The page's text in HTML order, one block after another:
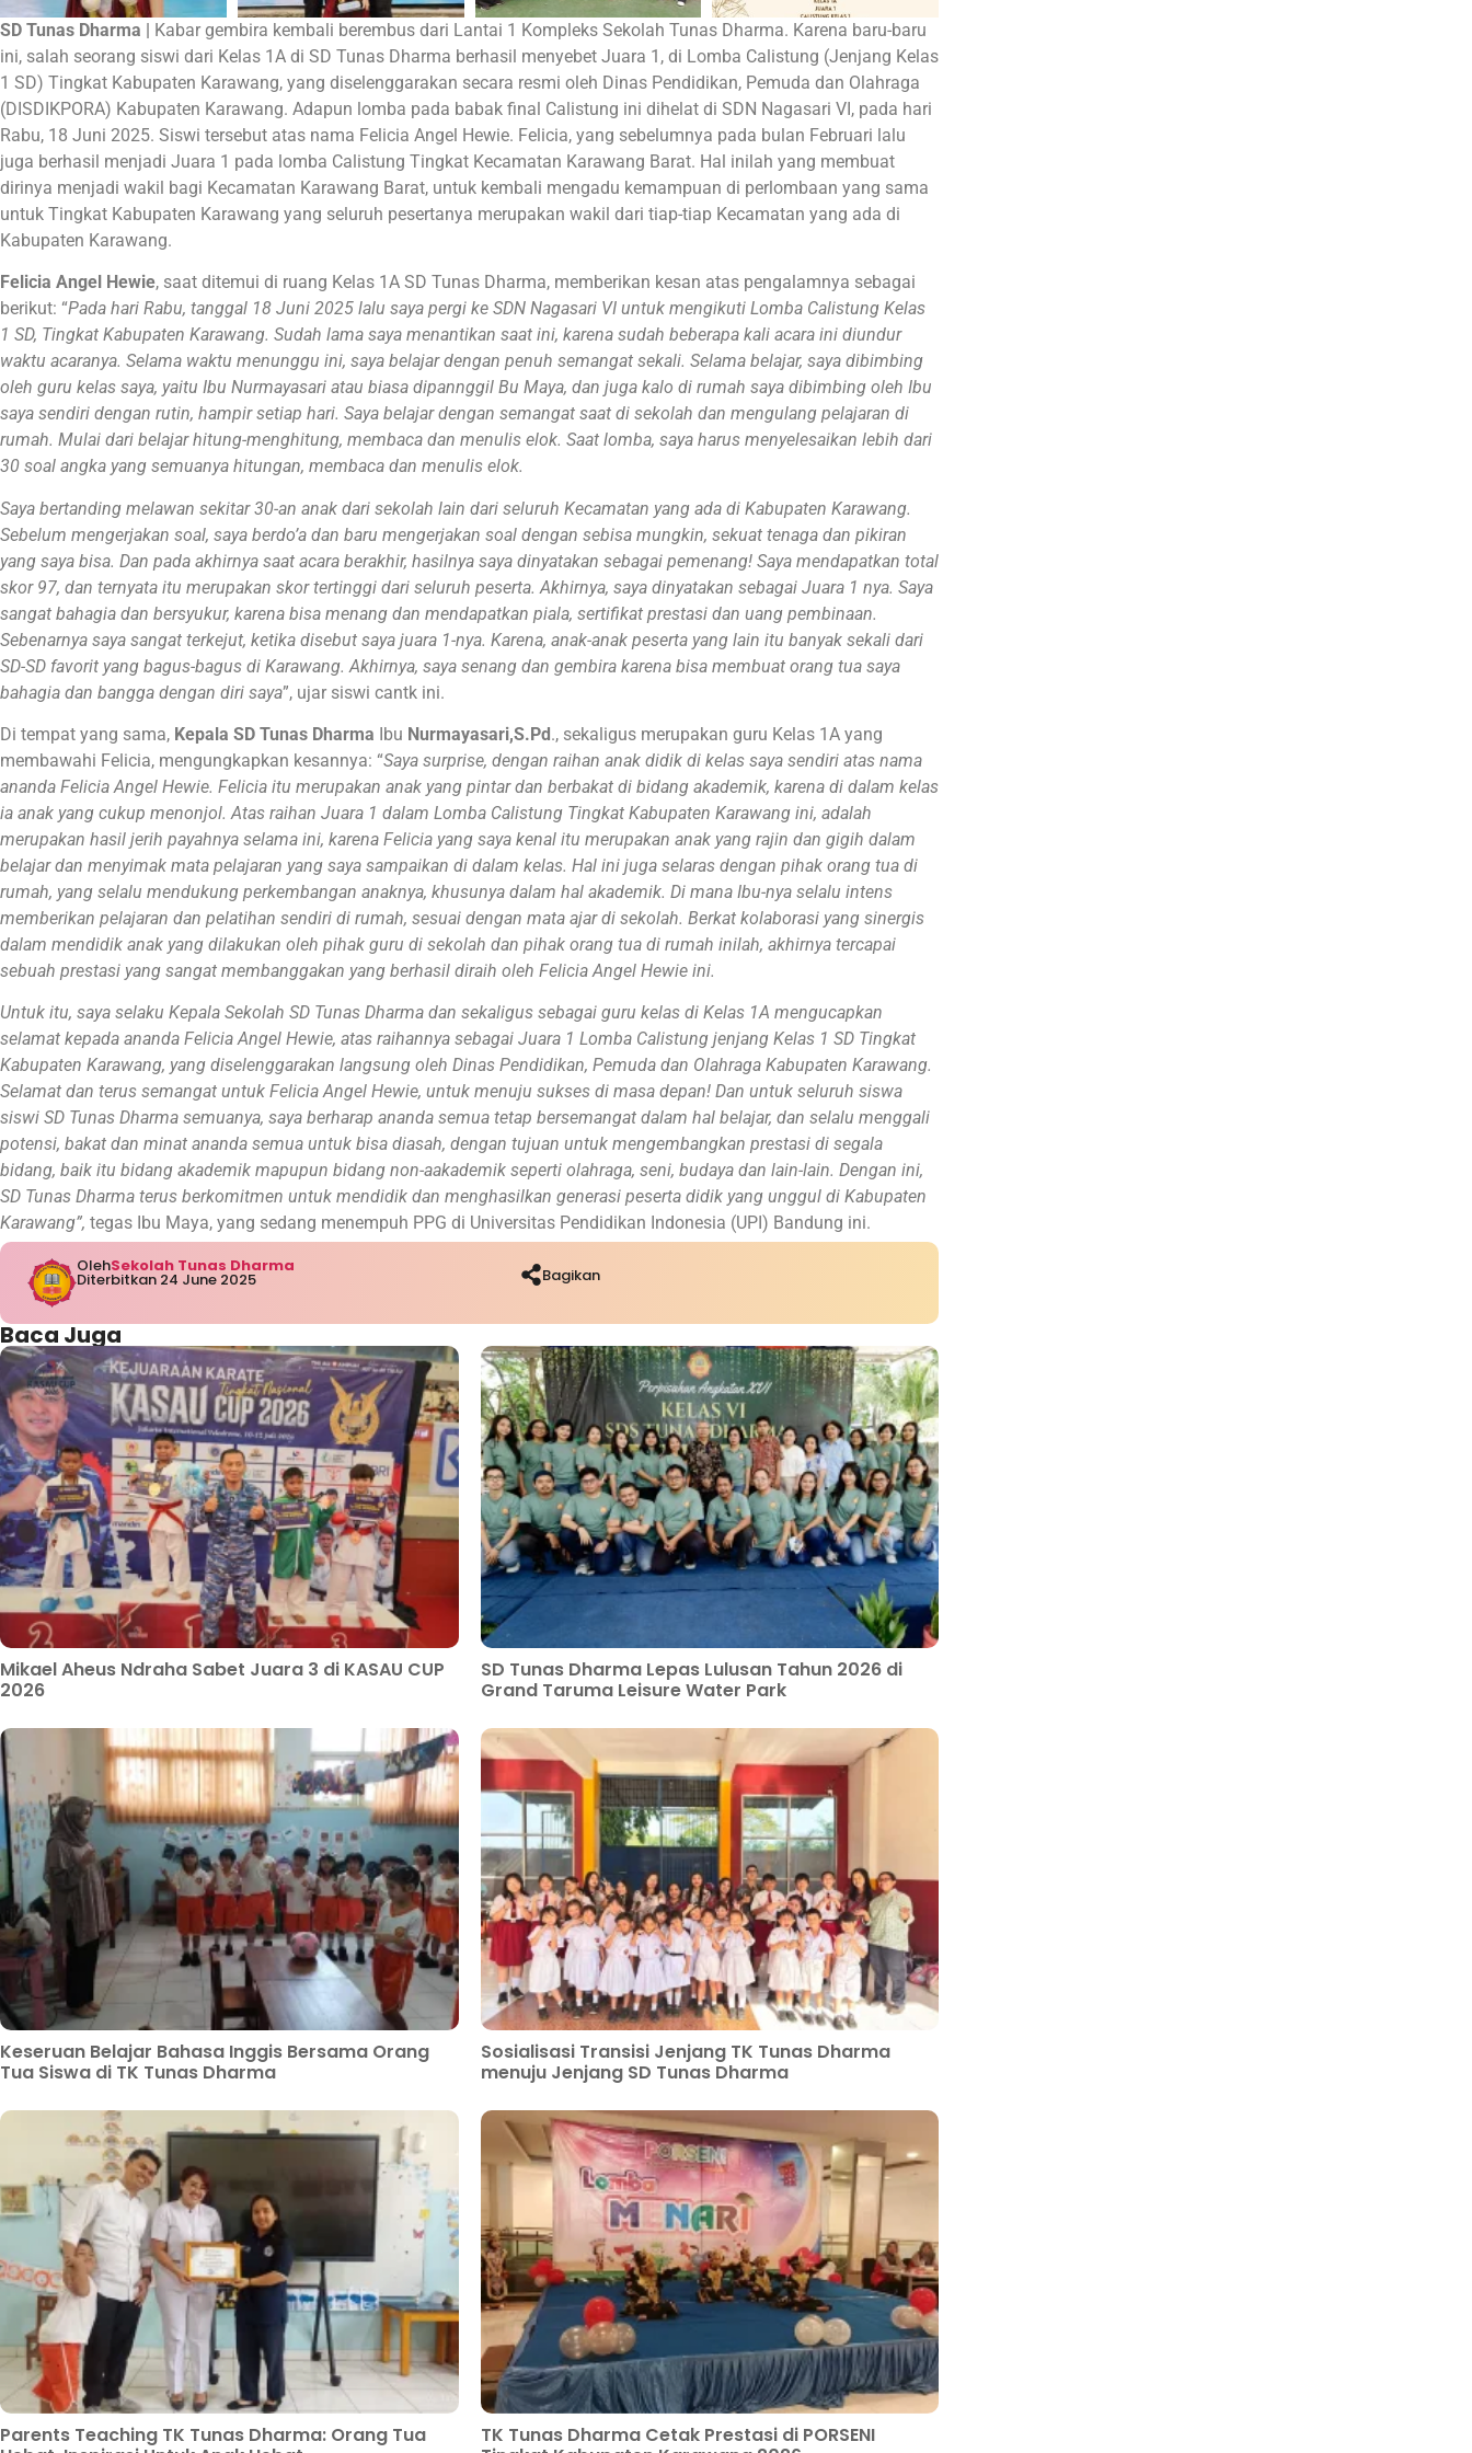
SD Tunas Dharma | Kabar gembira kembali berembus dari Lantai 1 Kompleks Sekolah Tunas Dharma. Karena baru-baru
ini, salah seorang siswi dari Kelas 1A di SD Tunas Dharma berhasil menyebet Juara 1, di Lomba Calistung (Jenjang Kelas
1 SD) Tingkat Kabupaten Karawang, yang diselenggarakan secara resmi oleh Dinas Pendidikan, Pemuda dan Olahraga
(DISDIKPORA) Kabupaten Karawang. Adapun lomba pada babak final Calistung ini dihelat di SDN Nagasari VI, pada hari
Rabu, 18 Juni 2025. Siswi tersebut atas nama Felicia Angel Hewie. Felicia, yang sebelumnya pada bulan Februari lalu
juga berhasil menjadi Juara 1 pada lomba Calistung Tingkat Kecamatan Karawang Barat. Hal inilah yang membuat
dirinya menjadi wakil bagi Kecamatan Karawang Barat, untuk kembali mengadu kemampuan di perlombaan yang sama
untuk Tingkat Kabupaten Karawang yang seluruh pesertanya merupakan wakil dari tiap-tiap Kecamatan yang ada di
Kabupaten Karawang.
Felicia Angel Hewie, saat ditemui di ruang Kelas 1A SD Tunas Dharma, memberikan kesan atas pengalamnya sebagai
berikut: “Pada hari Rabu, tanggal 18 Juni 2025 lalu saya pergi ke SDN Nagasari VI untuk mengikuti Lomba Calistung Kelas
1 SD, Tingkat Kabupaten Karawang. Sudah lama saya menantikan saat ini, karena sudah beberapa kali acara ini diundur
waktu acaranya. Selama waktu menunggu ini, saya belajar dengan penuh semangat sekali. Selama belajar, saya dibimbing
oleh guru kelas saya, yaitu Ibu Nurmayasari atau biasa dipannggil Bu Maya, dan juga kalo di rumah saya dibimbing oleh Ibu
saya sendiri dengan rutin, hampir setiap hari. Saya belajar dengan semangat saat di sekolah dan mengulang pelajaran di
rumah. Mulai dari belajar hitung-menghitung, membaca dan menulis elok. Saat lomba, saya harus menyelesaikan lebih dari
30 soal angka yang semuanya hitungan, membaca dan menulis elok.
Saya bertanding melawan sekitar 30-an anak dari sekolah lain dari seluruh Kecamatan yang ada di Kabupaten Karawang.
Sebelum mengerjakan soal, saya berdo’a dan baru mengerjakan soal dengan sebisa mungkin, sekuat tenaga dan pikiran
yang saya bisa. Dan pada akhirnya saat acara berakhir, hasilnya saya dinyatakan sebagai pemenang! Saya mendapatkan total
skor 97, dan ternyata itu merupakan skor tertinggi dari seluruh peserta. Akhirnya, saya dinyatakan sebagai Juara 1 nya. Saya
sangat bahagia dan bersyukur, karena bisa menang dan mendapatkan piala, sertifikat prestasi dan uang pembinaan.
Sebenarnya saya sangat terkejut, ketika disebut saya juara 1-nya. Karena, anak-anak peserta yang lain itu banyak sekali dari
SD-SD favorit yang bagus-bagus di Karawang. Akhirnya, saya senang dan gembira karena bisa membuat orang tua saya
bahagia dan bangga dengan diri saya”, ujar siswi cantk ini.
Di tempat yang sama, Kepala SD Tunas Dharma Ibu Nurmayasari,S.Pd., sekaligus merupakan guru Kelas 1A yang
membawahi Felicia, mengungkapkan kesannya: “Saya surprise, dengan raihan anak didik di kelas saya sendiri atas nama
ananda Felicia Angel Hewie. Felicia itu merupakan anak yang pintar dan berbakat di bidang akademik, karena di dalam kelas
ia anak yang cukup menonjol. Atas raihan Juara 1 dalam Lomba Calistung Tingkat Kabupaten Karawang ini, adalah
merupakan hasil jerih payahnya selama ini, karena Felicia yang saya kenal itu merupakan anak yang rajin dan gigih dalam
belajar dan menyimak mata pelajaran yang saya sampaikan di dalam kelas. Hal ini juga selaras dengan pihak orang tua di
rumah, yang selalu mendukung perkembangan anaknya, khusunya dalam hal akademik. Di mana Ibu-nya selalu intens
memberikan pelajaran dan pelatihan sendiri di rumah, sesuai dengan mata ajar di sekolah. Berkat kolaborasi yang sinergis
dalam mendidik anak yang dilakukan oleh pihak guru di sekolah dan pihak orang tua di rumah inilah, akhirnya tercapai
sebuah prestasi yang sangat membanggakan yang berhasil diraih oleh Felicia Angel Hewie ini.
Untuk itu, saya selaku Kepala Sekolah SD Tunas Dharma dan sekaligus sebagai guru kelas di Kelas 1A mengucapkan
selamat kepada ananda Felicia Angel Hewie, atas raihannya sebagai Juara 1 Lomba Calistung jenjang Kelas 1 SD Tingkat
Kabupaten Karawang, yang diselenggarakan langsung oleh Dinas Pendidikan, Pemuda dan Olahraga Kabupaten Karawang.
Selamat dan terus semangat untuk Felicia Angel Hewie, untuk menuju sukses di masa depan! Dan untuk seluruh siswa
siswi SD Tunas Dharma semuanya, saya berharap ananda semua tetap bersemangat dalam hal belajar, dan selalu menggali
potensi, bakat dan minat ananda semua untuk bisa diasah, dengan tujuan untuk mengembangkan prestasi di segala
bidang, baik itu bidang akademik mapupun bidang non-aakademik seperti olahraga, seni, budaya dan lain-lain. Dengan ini,
SD Tunas Dharma terus berkomitmen untuk mendidik dan menghasilkan generasi peserta didik yang unggul di Kabupaten
Karawang”, tegas Ibu Maya, yang sedang menempuh PPG di Universitas Pendidikan Indonesia (UPI) Bandung ini.
OlehSekolah Tunas Dharma
Diterbitkan 24 June 2025 Bagikan
Baca Juga
Mikael Aheus Ndraha Sabet Juara 3 di KASAU CUP
2026
SD Tunas Dharma Lepas Lulusan Tahun 2026 di
Grand Taruma Leisure Water Park
Keseruan Belajar Bahasa Inggis Bersama Orang
Tua Siswa di TK Tunas Dharma
Sosialisasi Transisi Jenjang TK Tunas Dharma
menuju Jenjang SD Tunas Dharma
Parents Teaching TK Tunas Dharma: Orang Tua
TK Tunas Dharma Cetak Prestasi di PORSENI